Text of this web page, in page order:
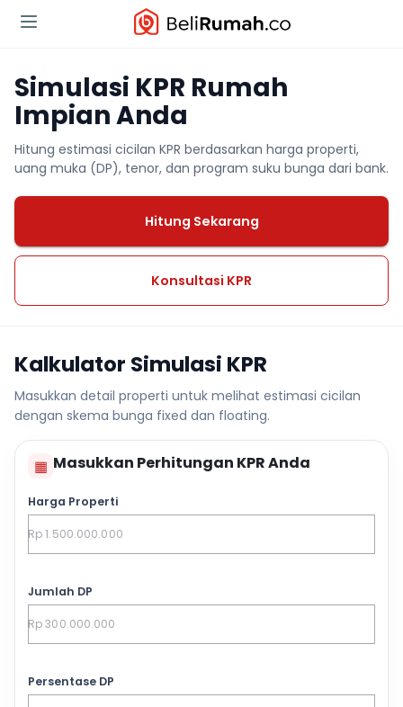
Simulasi KPR Rumah
Impian Anda
Hitung estimasi cicilan KPR berdasarkan harga properti,
uang muka (DP), tenor, dan program suku bunga dari bank.
Hitung Sekarang
Konsultasi KPR
Kalkulator Simulasi KPR
Masukkan detail properti untuk melihat estimasi cicilan
dengan skema bunga fixed dan floating.
▦ Masukkan Perhitungan KPR Anda
Harga Properti
Jumlah DP
Persentase DP